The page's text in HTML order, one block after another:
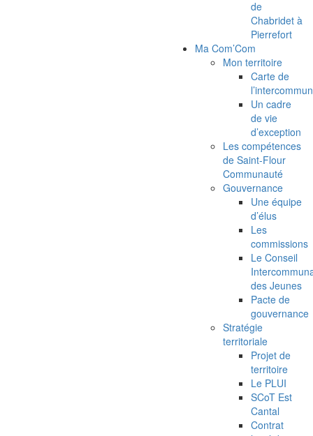
de
Chabridet à
Pierrefort
Ma Com’Com
Mon territoire
Carte de
Un cadre
de vie
d’exception
Les compétences
de Saint-Flour
Communauté
Gouvernance
Une équipe
d’élus
Les
commissions
Le Conseil
des Jeunes
Pacte de
gouvernance
Stratégie
territoriale
Projet de
territoire
Le PLUI
SCoT Est
Cantal
Contrat